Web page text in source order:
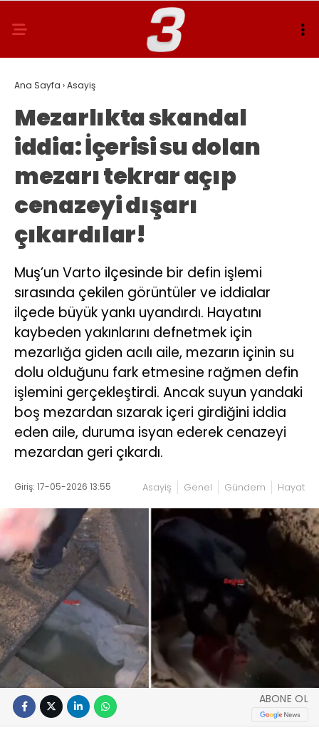
Ana Sayfa ›Asayiş
Mezarlıkta skandal
iddia: İçerisi su dolan
mezarı tekrar açıp
cenazeyi dışarı
çıkardılar!
Muş’un Varto ilçesinde bir defin işlemi
sırasında çekilen görüntüler ve iddialar
ilçede büyük yankı uyandırdı. Hayatını
kaybeden yakınlarını defnetmek için
mezarlığa giden acılı aile, mezarın içinin su
dolu olduğunu fark etmesine rağmen defin
işlemini gerçekleştirdi. Ancak suyun yandaki
boş mezardan sızarak içeri girdiğini iddia
eden aile, duruma isyan ederek cenazeyi
mezardan geri çıkardı.
Giriş: 17-05-2026 13:55 Asayiş Genel Gündem Hayat
ABONE OL